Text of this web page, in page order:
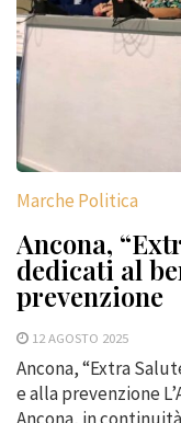
Marche Politica
Ancona,
dedicati al
prevenzione
12 AGOSTO 2025
Ancona, “Extra
e alla prevenzione